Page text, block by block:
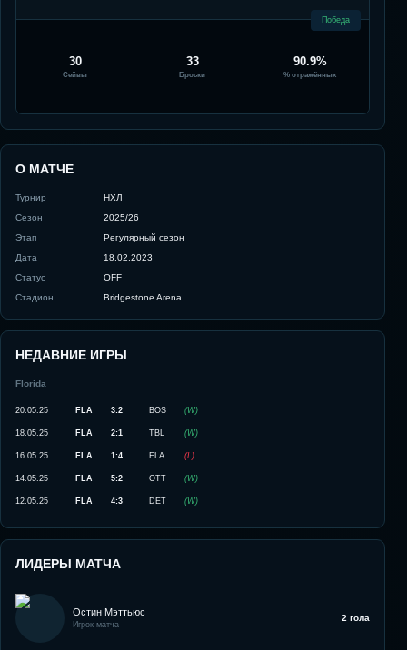
Победа
30
Сейвы
33
Броски
90.9%
% отражённых
О МАТЧЕ
Турнир
НХЛ
Сезон
2025/26
Этап
Регулярный сезон
Дата
18.02.2023
Статус
OFF
Стадион
Bridgestone Arena
НЕДАВНИЕ ИГРЫ
Florida
20.05.25 FLA 3:2 BOS (W)
18.05.25 FLA 2:1 TBL (W)
16.05.25 FLA 1:4 FLA (L )
14.05.25 FLA 5:2 OTT (W)
12.05.25 FLA 4:3 DET (W)
ЛИДЕРЫ МАТЧА
Остин Мэттьюс
Игрок матча
2 гола